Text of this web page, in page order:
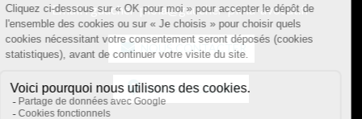
Email :gaucher-piola@gaucher-piola-avocat.fr
NOUS CONTACTER
NOUS LOCALISER